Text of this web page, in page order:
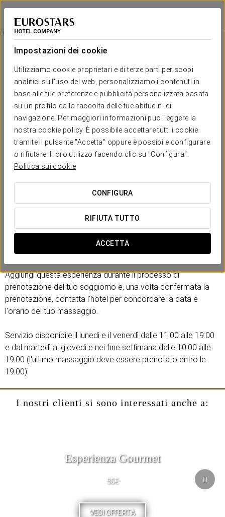
Impostazioni dei cookie
Utilizziamo cookie proprietari e di terze parti per scopi
analitici sull'uso del web, personalizziamo i contenuti in
base alle tue preferenze e pubblicità personalizzata basata
su un profilo dalla raccolta delle tue abitudini di
navigazione. Per maggiori informazioni puoi leggere la
nostra cookie policy. È possibile accettare tutti i cookie
tramite il pulsante "Accetta" oppure è possibile configurare
o rifiutare il loro utilizzo facendo clic su "Configura".
Politica sui cookie
CONFIGURA
RIFIUTA TUTTO
ACCETTA
Eurostars Matosinhos
PORTO - MATOSINHOS
Relaxing Massage
98 € a persona
Relaxing Massage
Concediti un momento di benessere con un massaggio
rilassante di 60 minuti, pensato per alleviare le tensioni
accumulate e favorire una profonda sensazione di calma.
Grazie ai suoi movimenti lunghi e continui, aiuta a ridurre lo
stress e l'ansia, riequilibrare le emozioni e contrastare gli
effetti del jet lag.
Aggiungi questa esperienza durante il processo di
prenotazione del tuo soggiorno e, una volta confermata la
prenotazione, contatta l'hotel per concordare la data e
l'orario del tuo massaggio.
Servizio disponibile il lunedì e il venerdì dalle 11:00 alle 19:00
e dal martedì al giovedì e nei fine settimana dalle 10:00 alle
19:00 (l'ultimo massaggio deve essere prenotato entro le
19:00).
I nostri clienti si sono interessati anche a:
Esperienza Gourmet
50€
VEDI OFFERTA